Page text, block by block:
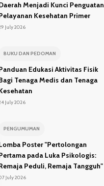
Menjadi Kunci Penguatan
Kesehatan Primer
July 2026
BUKU DAN PEDOMAN
Edukasi Aktivitas Fisik
Tenaga Medis dan Tenaga
July 2026
PENGUMUMAN
Poster "Pertolongan
pada Luka Psikologis:
Peduli, Remaja Tangguh"
July 2026